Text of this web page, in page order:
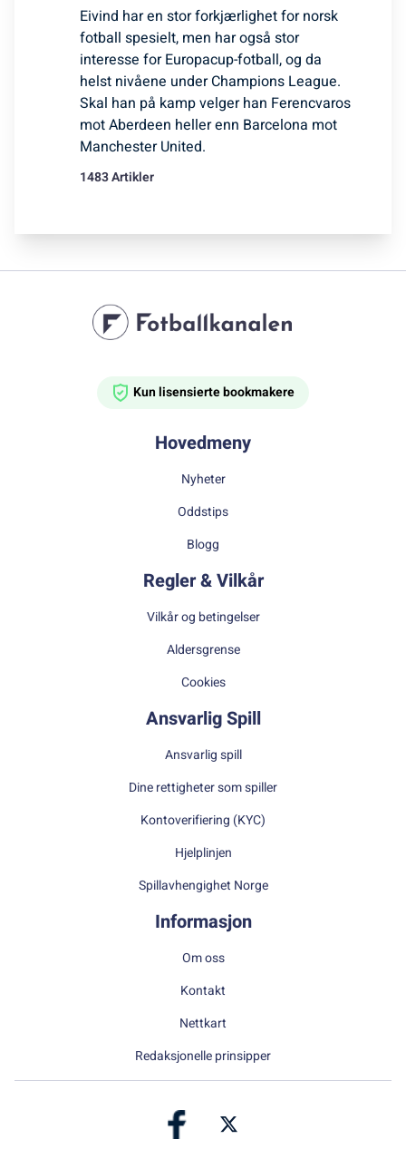
Eivind har en stor forkjærlighet for norsk
fotball spesielt, men har også stor
interesse for Europacup-fotball, og da
helst nivåene under Champions League.
Skal han på kamp velger han Ferencvaros
mot Aberdeen heller enn Barcelona mot
Manchester United.
1483 Artikler
Kun lisensierte bookmakere
Hovedmeny
Nyheter
Oddstips
Blogg
Regler & Vilkår
Vilkår og betingelser
Aldersgrense
Cookies
Ansvarlig Spill
Ansvarlig spill
Dine rettigheter som spiller
Kontoverifiering (KYC)
Hjelplinjen
Spillavhengighet Norge
Informasjon
Om oss
Kontakt
Nettkart
Redaksjonelle prinsipper